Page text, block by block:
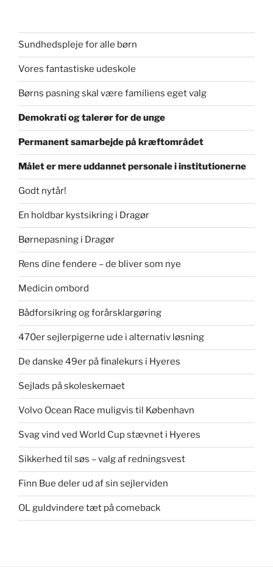
Sundhedspleje for alle børn
Vores fantastiske udeskole
Børns pasning skal være familiens eget valg
Demokrati og talerør for de unge
Permanent samarbejde på kræftområdet
Målet er mere uddannet personale i institutionerne
Godt nytår!
En holdbar kystsikring i Dragør
Børnepasning i Dragør
Rens dine fendere – de bliver som nye
Medicin ombord
Bådforsikring og forårsklargøring
470er sejlerpigerne ude i alternativ løsning
De danske 49er på finalekurs i Hyeres
Sejlads på skoleskemaet
Volvo Ocean Race muligvis til København
Svag vind ved World Cup stævnet i Hyeres
Sikkerhed til søs – valg af redningsvest
Finn Bue deler ud af sin sejlerviden
OL guldvindere tæt på comeback